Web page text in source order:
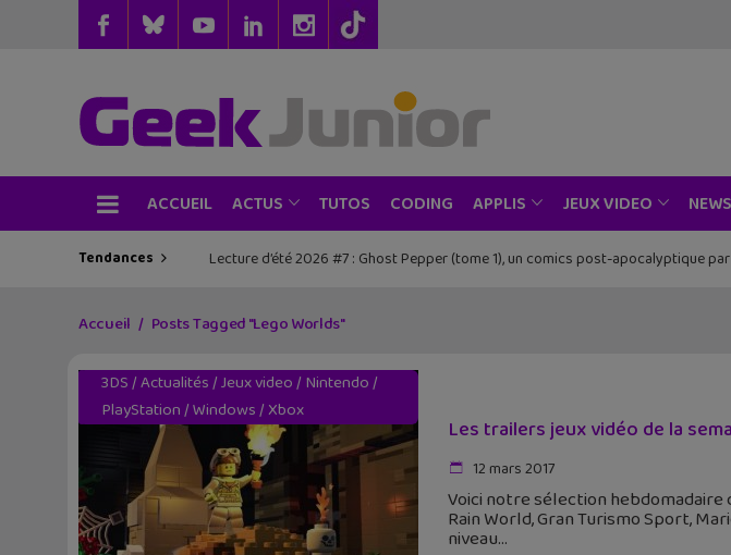
ACCUEIL ACTUS TUTOS CODING APPLIS JEUX VIDEO
Tendances Lecture d’été 2026 #7 : Ghost Pepper (tome 1), un comics post-apocalyptique
Accueil Posts Tagged "Lego Worlds"
3DS/Actualités/Jeux video/ Nintendo/
PlayStation/Windows/Xbox
Les trailers jeux vidéo de la
12 mars 2017
Voici notre sélection hebdomadaire
Rain World, Gran Turismo Sport,
niveau